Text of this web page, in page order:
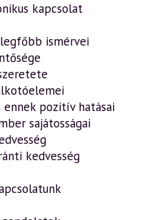
kapcsolat
ismérvei
ennek pozitív hatásai
sajátosságai
kedvesség